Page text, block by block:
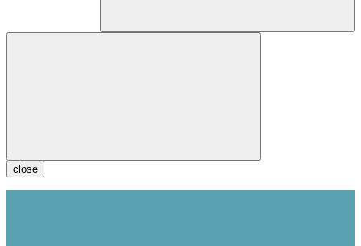
close